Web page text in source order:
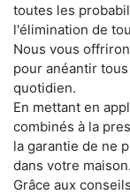
toutes les
l'élimination de
Nous vous
pour anéantir
quotidien.
En mettant en
combinés à la
la garantie de ne
dans votre maison.
Grâce aux